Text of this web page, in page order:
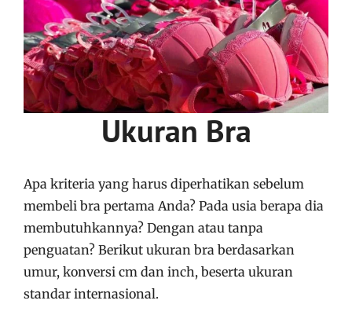
Ukuran Bra
Apa kriteria yang harus diperhatikan sebelum
membeli bra pertama Anda? Pada usia berapa dia
membutuhkannya? Dengan atau tanpa
penguatan? Berikut ukuran bra berdasarkan
umur, konversi cm dan inch, beserta ukuran
standar internasional.